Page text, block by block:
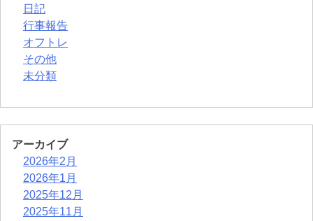
日記
行事報告
オフトレ
その他
未分類
アーカイブ
2026年2月
2026年1月
2025年12月
2025年11月